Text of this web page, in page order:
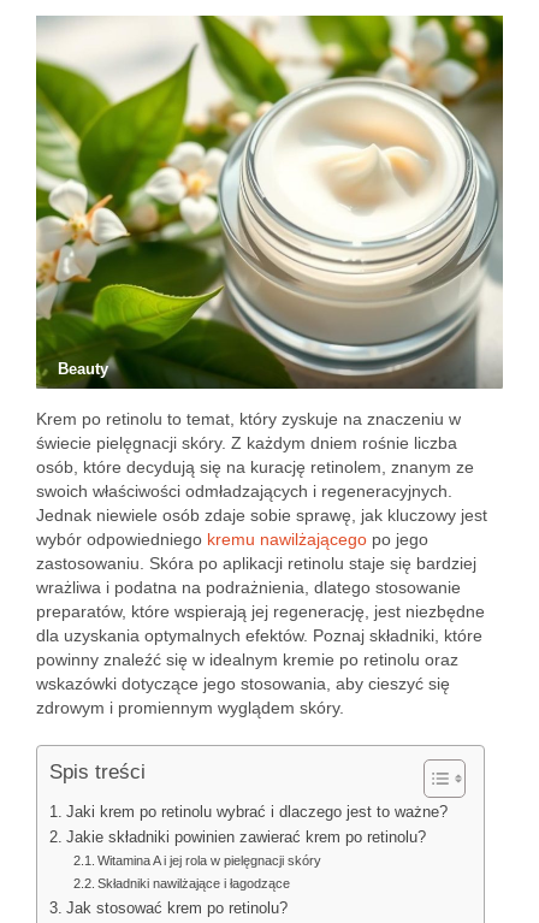
Beauty
Krem po retinolu to temat, który zyskuje na znaczeniu w
świecie pielęgnacji skóry. Z każdym dniem rośnie liczba
osób, które decydują się na kurację retinolem, znanym ze
swoich właściwości odmładzających i regeneracyjnych.
Jednak niewiele osób zdaje sobie sprawę, jak kluczowy jest
wybór odpowiedniego kremu nawilżającego po jego
zastosowaniu. Skóra po aplikacji retinolu staje się bardziej
wrażliwa i podatna na podrażnienia, dlatego stosowanie
preparatów, które wspierają jej regenerację, jest niezbędne
dla uzyskania optymalnych efektów. Poznaj składniki, które
powinny znaleźć się w idealnym kremie po retinolu oraz
wskazówki dotyczące jego stosowania, aby cieszyć się
zdrowym i promiennym wyglądem skóry.
Spis treści
Jaki krem po retinolu wybrać i dlaczego jest to ważne?
Jakie składniki powinien zawierać krem po retinolu?
Witamina A i jej rola w pielęgnacji skóry
Składniki nawilżające i łagodzące
Jak stosować krem po retinolu?